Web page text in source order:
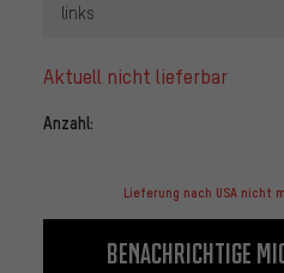
links
aktuell nicht lieferbar
Anzahl:
Lieferung nach USA nicht
Benachrichtige